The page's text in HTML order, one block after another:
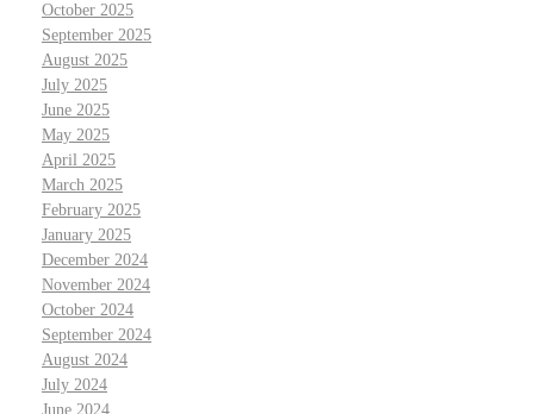
October 2025
September 2025
August 2025
July 2025
June 2025
May 2025
April 2025
March 2025
February 2025
January 2025
December 2024
November 2024
October 2024
September 2024
August 2024
July 2024
June 2024